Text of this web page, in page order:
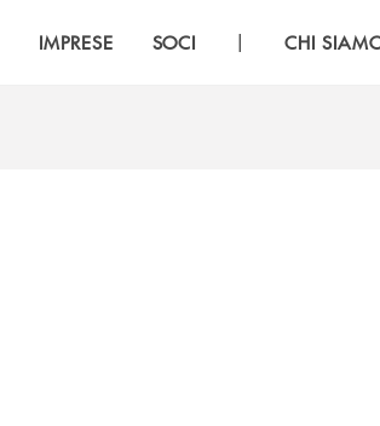
IMPRESE SOCI | CHI